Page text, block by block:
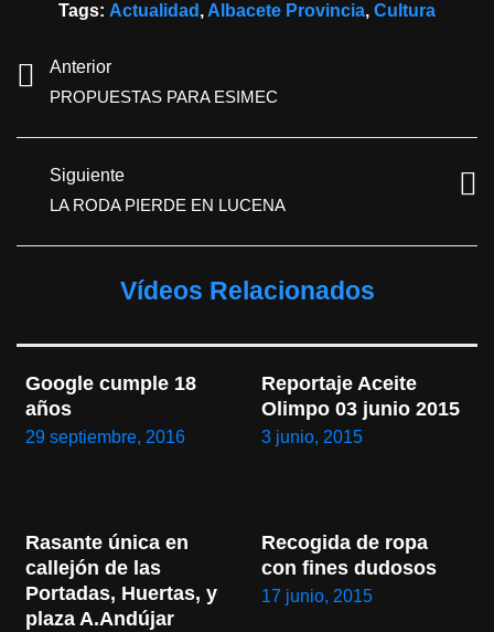
Tags: Actualidad , Albacete Provincia, Cultura
Anterior
PROPUESTAS PARA ESIMEC
Siguiente
LA RODA PIERDE EN LUCENA
Vídeos Relacionados
Google cumple 18
años
29 septiembre, 2016
Reportaje Aceite
Olimpo 03 junio 2015
3 junio, 2015
Rasante única en
callejón de las
Portadas, Huertas, y
plaza A.Andújar
Recogida de ropa
con fines dudosos
17 junio, 2015